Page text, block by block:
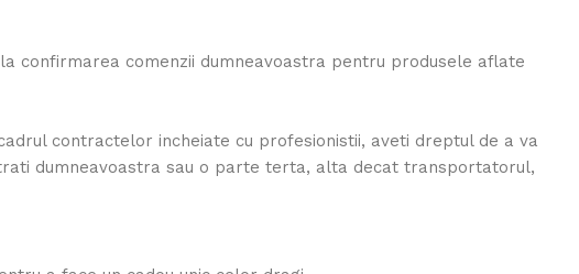
confirmarea comenzii dumneavoastra pentru produsele aflate
contractelor incheiate cu profesionistii, aveti dreptul de a va
dumneavoastra sau o parte terta, alta decat transportatorul,